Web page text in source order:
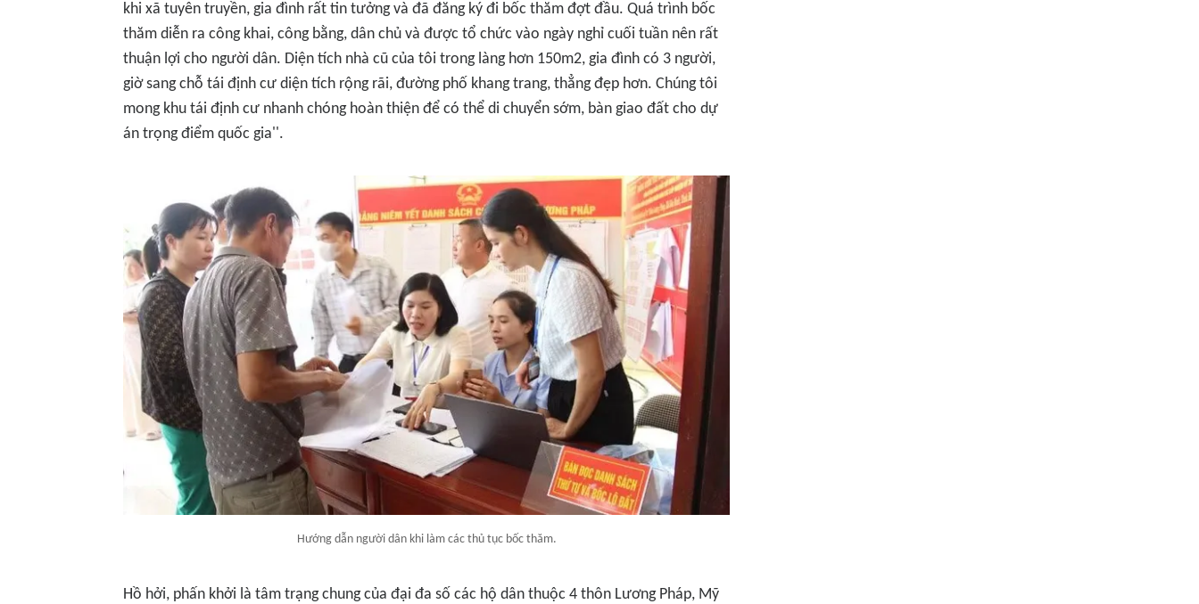
khi xã tuyên truyền, gia đình rất tin tưởng và đã đăng ký đi bốc thăm đợt đầu. Quá trình bốc
thăm diễn ra công khai, công bằng, dân chủ và được tổ chức vào ngày nghỉ cuối tuần nên rất
thuận lợi cho người dân. Diện tích nhà cũ của tôi trong làng hơn 150m2, gia đình có 3 người,
giờ sang chỗ tái định cư diện tích rộng rãi, đường phố khang trang, thẳng đẹp hơn. Chúng tôi
mong khu tái định cư nhanh chóng hoàn thiện để có thể di chuyển sớm, bàn giao đất cho dự
án trọng điểm quốc gia''.
Hướng dẫn người dân khi làm các thủ tục bốc thăm.
Hồ hởi, phấn khởi là tâm trạng chung của đại đa số các hộ dân thuộc 4 thôn Lương Pháp, Mỹ